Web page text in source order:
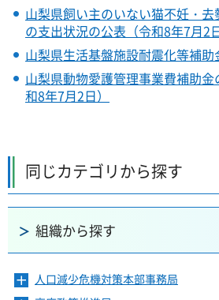
山梨県飼い主のいない猫不妊・
の支出状況の公表（令和8年7月2日
山梨県生活基盤施設耐震化等補助
山梨県動物愛護管理事業費補助
和8年7月2日）
同じカテゴリから探す
組織から探す
メ
ニ
人口減少危機対策本部事務局